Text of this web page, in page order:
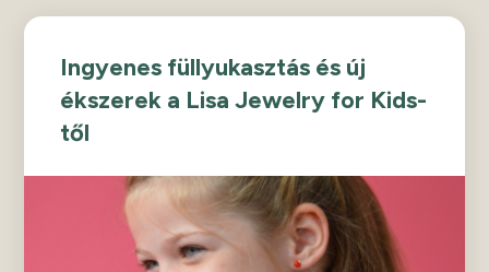
Ingyenes füllyukasztás és új
ékszerek a Lisa Jewelry for Kids-
től